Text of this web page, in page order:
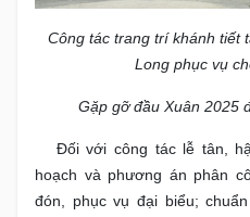
Công tác trang trí khánh tiết
Long phục vụ
Gặp gỡ đầu Xuân 2025
Đối với công tác lễ tân,
hoạch và phương án phân
đón, phục vụ đại biểu;